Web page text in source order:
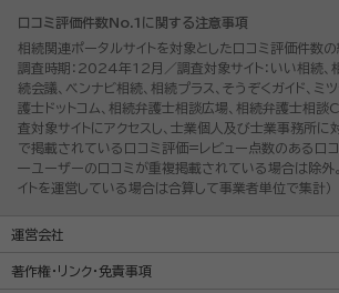
口コミ評価件数No.1に関する注意事項
相続関連ポータルサイトを対象とした口コミ評価件数
調査時期：2024年12月／調査対象サイト：いい相続、
続会議、ベンナビ相続、相続プラス、そうぞくガイド、ミ
護士ドットコム、相続弁護士相談広場、相続弁護士相談
査対象サイトにアクセスし、士業個人及び士業事務所に
で掲載されている口コミ評価=レビュー点数のある口
一ユーザーの口コミが重複掲載されている場合は除
イトを運営している場合は合算して事業者単位で集計）
運営会社
著作権・リンク・免責事項